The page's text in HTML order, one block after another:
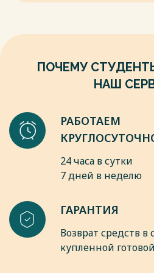
ПОЧЕМУ
НАШ
РАБОТАЕМ
24 часа в сутки
7 дней в неделю
ГАРАНТИЯ
Возврат средств в
купленной